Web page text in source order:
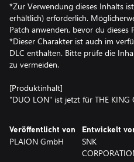
*Zur Verwendung dieses Inhalts
erhältlich) erforderlich.
Patch anwenden, bevor du
*Dieser Charakter ist auch im
DLC enthalten. Bitte prüfe die
zu vermeiden.
[Produktinhalt]
"DUO LON" ist jetzt für THE KING
Veröffentlicht von
PLAION GmbH
Entwickelt
SNK